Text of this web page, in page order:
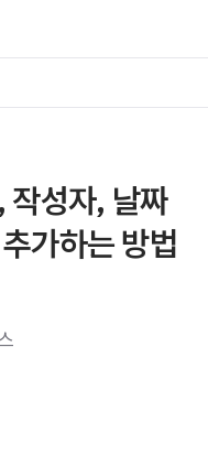
작성자, 날짜
가하는 방법